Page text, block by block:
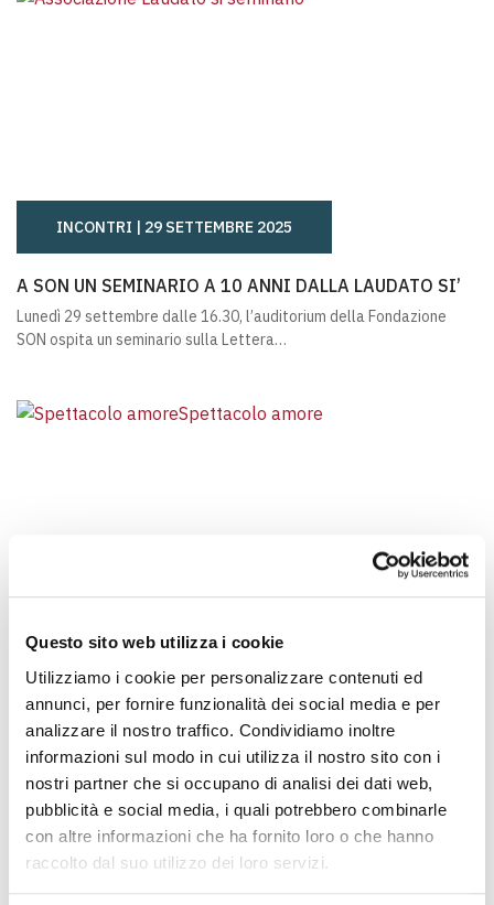
Questo sito web utilizza i cookie
Utilizziamo i cookie per personalizzare contenuti ed
annunci, per fornire funzionalità dei social media e per
analizzare il nostro traffico. Condividiamo inoltre
informazioni sul modo in cui utilizza il nostro sito con i
nostri partner che si occupano di analisi dei dati web,
pubblicità e social media, i quali potrebbero combinarle
con altre informazioni che ha fornito loro o che hanno
raccolto dal suo utilizzo dei loro servizi.
INCONTRI | 29 SETTEMBRE 2025
A SON UN SEMINARIO A 10 ANNI DALLA LAUDATO SI’
Lunedì 29 settembre dalle 16.30, l’auditorium della Fondazione
SON ospita un seminario sulla Lettera…
ALLA CASA LO SPETTACOLO “MA PURE QUESTO È AMORE”
INCONTRI |3 AGOSTO 2025
ALLA CASA LO SPETTACOLO “MA PURE QUESTO È
AMORE”
Domenica 3 agosto alle 20.30, l’auditorium della Casa ospita lo
spettacolo “Ma pure questo…
NAVIGAZIONE DEGLI
« 1 2 3 4 … 11 »